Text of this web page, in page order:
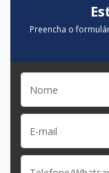
Preencha o